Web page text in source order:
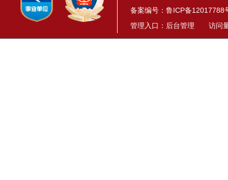
备案编号： 鲁ICP备12017788
管理入口： 后台管理 访问量